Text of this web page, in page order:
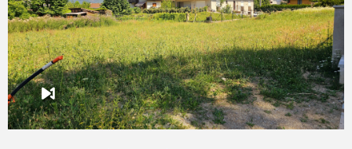
VOIR LE BIEN